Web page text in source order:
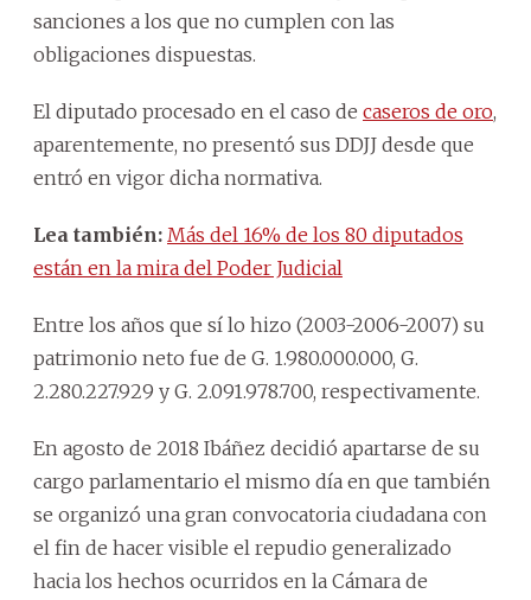
sanciones a los que no cumplen con las
obligaciones dispuestas.
El diputado procesado en el caso de caseros de oro,
aparentemente, no presentó sus DDJJ desde que
entró en vigor dicha normativa.
Lea también: Más del 16% de los 80 diputados
están en la mira del Poder Judicial
Entre los años que sí lo hizo (2003-2006-2007) su
patrimonio neto fue de G. 1.980.000.000, G.
2.280.227.929 y G. 2.091.978.700, respectivamente.
En agosto de 2018 Ibáñez decidió apartarse de su
cargo parlamentario el mismo día en que también
se organizó una gran convocatoria ciudadana con
el fin de hacer visible el repudio generalizado
hacia los hechos ocurridos en la Cámara de